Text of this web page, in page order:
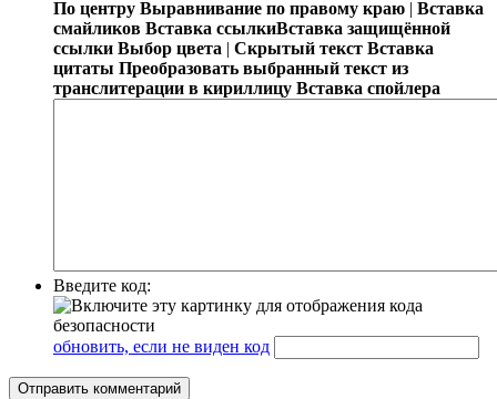
По центру Выравнивание по правому краю | Вставка
смайликов Вставка ссылкиВставка защищённой
ссылки Выбор цвета | Скрытый текст Вставка
цитаты Преобразовать выбранный текст из
транслитерации в кириллицу Вставка спойлера
Введите код:
обновить, если не виден код
Отправить комментарий